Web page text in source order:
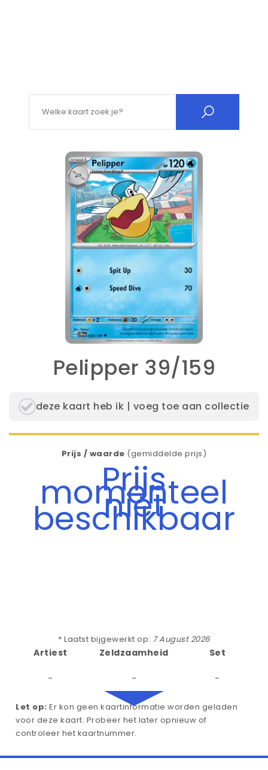
Pelipper 39/159
deze kaart heb ik | voeg toe aan collectie
Prijs / waarde (gemiddelde prijs)
Prijs
momenteel
niet
beschikbaar
* Laatst bijgewerkt op: 7 August 2026
Artiest
-
Zeldzaamheid
-
Set
-
Let op: Er kon geen kaartinformatie worden geladen
voor deze kaart. Probeer het later opnieuw of
controleer het kaartnummer.